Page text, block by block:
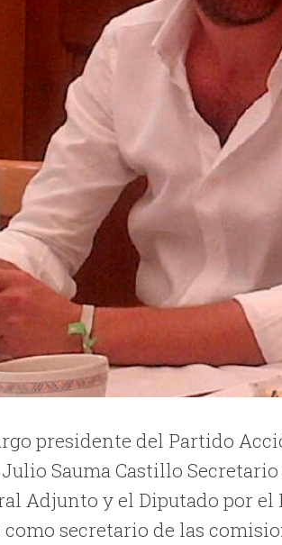
presidente del Partido
Sauma Castillo
Adjunto y el Diputado por
como secretario de las